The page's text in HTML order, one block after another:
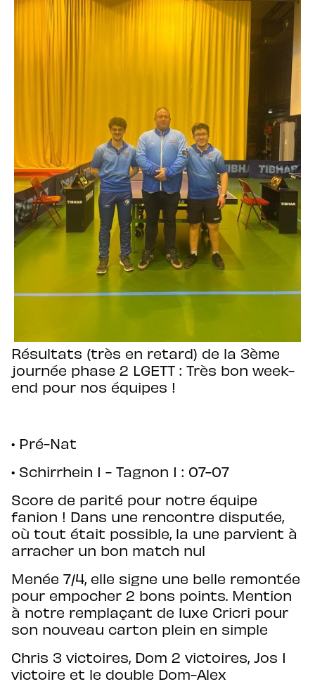
Résultats (très en retard) de la 3ème
journée phase 2 LGETT : Très bon week-
end pour nos équipes !
• Pré-Nat
• ⁠Schirrhein 1 - Tagnon 1 : 07-07
Score de parité pour notre équipe
fanion ! Dans une rencontre disputée,
où tout était possible, la une parvient à
arracher un bon match nul
Menée 7/4, elle signe une belle remontée
pour empocher 2 bons points. Mention
à notre remplaçant de luxe Cricri pour
son nouveau carton plein en simple
Chris 3 victoires, Dom 2 victoires, Jos 1
victoire et le double Dom-Alex